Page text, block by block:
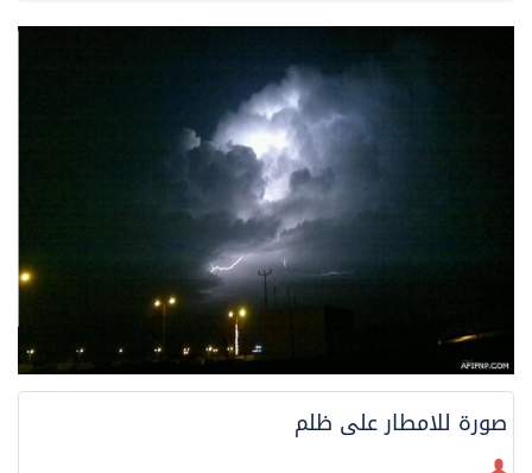
مصدر مسؤول بالهيئة العامة للنقل: سلامة جميع أفراد طاقم سفينة (ENCELIA) وتم اتخاذ الإجراءات اللازمة لتأمينها
محافظ عفيف يؤدي صلاة عيد الأضحى
صورة للامطار على ظلم